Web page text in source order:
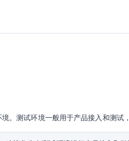
。测试环境一般用于产品接入和测